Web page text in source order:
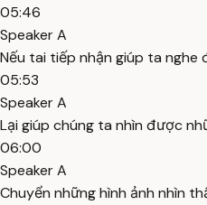
05:46
Speaker A
Nếu tai tiếp nhận giúp ta
05:53
Speaker A
Lại giúp chúng ta nhìn được
06:00
Speaker A
Chuyển những hình ảnh nhìn